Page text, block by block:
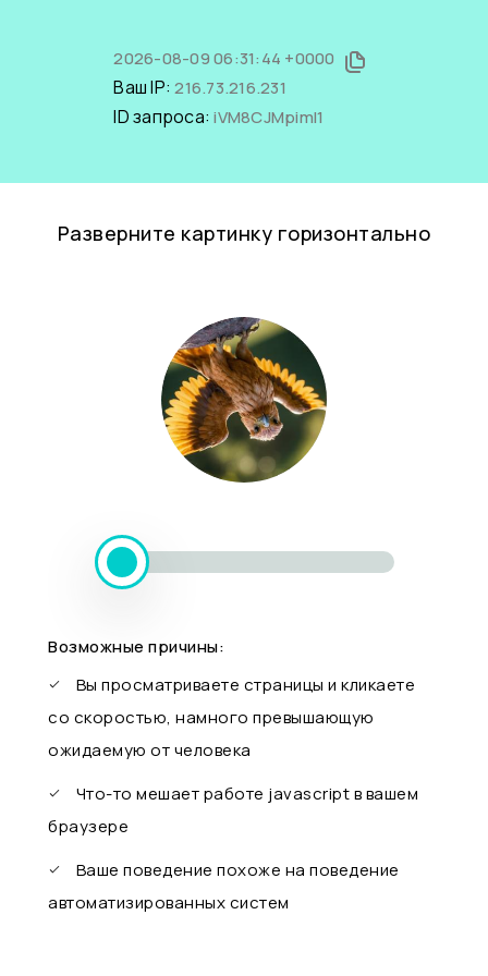
2026-08-09 06:31:44 +0000
Ваш IP:216.73.216.231
ID запроса:iVM8CJMpimI1
Разверните картинку горизонтально
Возможные причины:
Вы просматриваете страницы и кликаете
со скоростью, намного превышающую
ожидаемую от человека
Что-то мешает работе javascript в вашем
браузере
Ваше поведение похоже на поведение
автоматизированных систем